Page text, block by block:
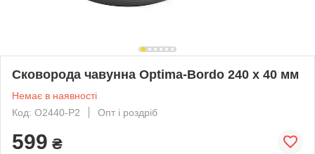
Сковорода чавунна Optima-Bordo 240 х 40 мм
Немає в наявності
Код: O2440-P2
Опт і роздріб
599 ₴